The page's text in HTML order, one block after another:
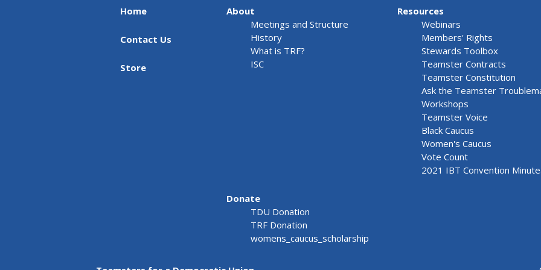
Home
Contact Us
Store
About
Meetings and Structure
History
What is TRF?
ISC
Resources
Webinars
Members' Rights
Stewards Toolbox
Teamster Contracts
Teamster Constitution
Ask the Teamster
Workshops
Teamster Voice
Black Caucus
Women's Caucus
Vote Count
2021 IBT Convention
Donate
TDU Donation
TRF Donation
womens_caucus_scholarship